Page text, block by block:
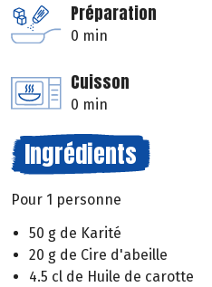
Préparation
0 min
Cuisson
0 min
Ingrédients
Pour 1 personne
50 g de Karité
20 g de Cire d'abeille
4.5 cl de Huile de carotte